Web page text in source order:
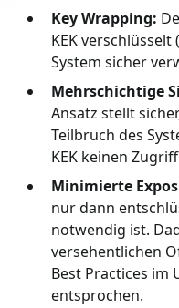
Key Wrapping:
KEK
System sicher
Mehrschichtige
Ansatz stellt
Teilbruch des
KEK keinen
Minimierte
nur dann
notwendig ist.
versehentlichen
Best Practices im
entsprochen.